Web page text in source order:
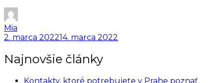
Mia
2. marca 202214. marca 2022
Najnovšie články
Kontakty, ktoré potrebujete v Prahe poznať